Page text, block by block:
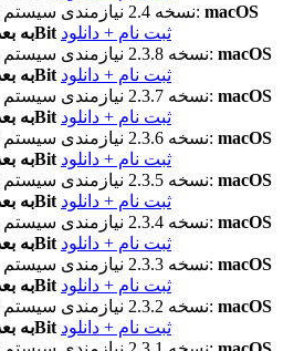
نسخه 2.4نیازمندی سیستم: macOS
10.13 به بعد و پردازنده 64Bit ثبت نام + دانلود
نسخه 2.3.8نیازمندی سیستم: macOS
10.13 به بعد و پردازنده 64Bit ثبت نام + دانلود
نسخه 2.3.7نیازمندی سیستم: macOS
10.13 به بعد و پردازنده 64Bit ثبت نام + دانلود
نسخه 2.3.6نیازمندی سیستم: macOS
10.13 به بعد و پردازنده 64Bit ثبت نام + دانلود
نسخه 2.3.5نیازمندی سیستم: macOS
10.13 به بعد و پردازنده 64Bit ثبت نام + دانلود
نسخه 2.3.4نیازمندی سیستم: macOS
10.13 به بعد و پردازنده 64Bit ثبت نام + دانلود
نسخه 2.3.3نیازمندی سیستم: macOS
10.13 به بعد و پردازنده 64Bit ثبت نام + دانلود
نسخه 2.3.2نیازمندی سیستم: macOS
10.13 به بعد و پردازنده 64Bit ثبت نام + دانلود